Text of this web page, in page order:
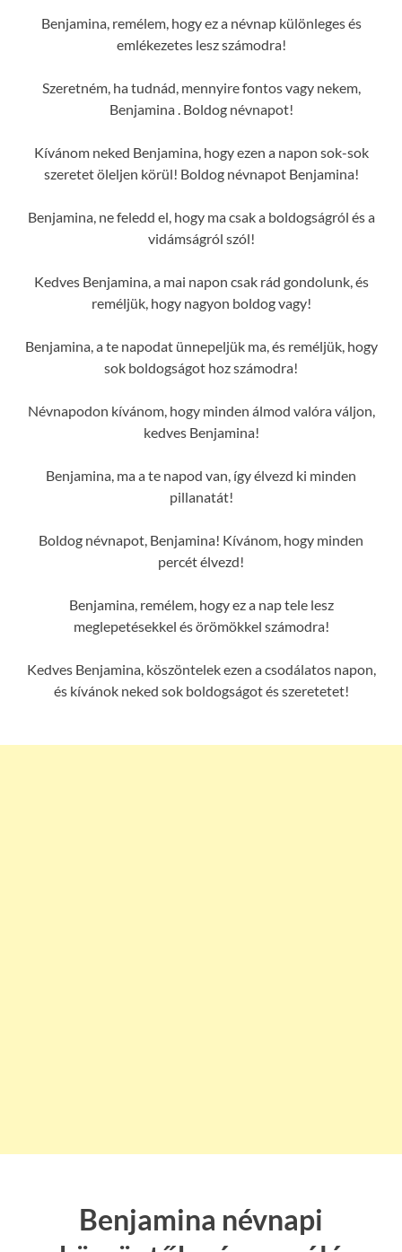
Benjamina, remélem, hogy ez a névnap különleges és
emlékezetes lesz számodra!
Szeretném, ha tudnád, mennyire fontos vagy nekem,
Benjamina . Boldog névnapot!
Kívánom neked Benjamina, hogy ezen a napon sok-sok
szeretet öleljen körül! Boldog névnapot Benjamina!
Benjamina, ne feledd el, hogy ma csak a boldogságról és a
vidámságról szól!
Kedves Benjamina, a mai napon csak rád gondolunk, és
reméljük, hogy nagyon boldog vagy!
Benjamina, a te napodat ünnepeljük ma, és reméljük, hogy
sok boldogságot hoz számodra!
Névnapodon kívánom, hogy minden álmod valóra váljon,
kedves Benjamina!
Benjamina, ma a te napod van, így élvezd ki minden
pillanatát!
Boldog névnapot, Benjamina! Kívánom, hogy minden
percét élvezd!
Benjamina, remélem, hogy ez a nap tele lesz
meglepetésekkel és örömökkel számodra!
Kedves Benjamina, köszöntelek ezen a csodálatos napon,
és kívánok neked sok boldogságot és szeretetet!
Benjamina névnapi